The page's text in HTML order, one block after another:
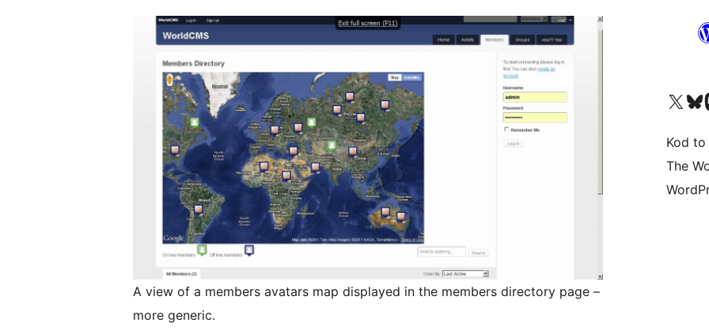
A view of a members avatars map displayed in the members directory page –
more generic.
Odwiedź nasze
Kod
The